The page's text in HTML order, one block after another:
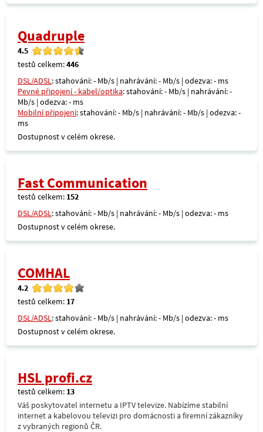
Quadruple
4.5
testů celkem:446
DSL/ADSL: stahování: - Mb/s | nahrávání: - Mb/s | odezva: - ms
Pevné připojení - kabel/optika: stahování: - Mb/s | nahrávání: -
Mb/s | odezva: - ms
Mobilní připojení: stahování: - Mb/s | nahrávání: - Mb/s | odezva: -
ms
Dostupnost v celém okrese.
Fast Communication
testů celkem: 152
DSL/ADSL: stahování: - Mb/s | nahrávání: - Mb/s | odezva: - ms
Dostupnost v celém okrese.
COMHAL
4.2
testů celkem: 17
DSL/ADSL: stahování: - Mb/s | nahrávání: - Mb/s | odezva: - ms
Dostupnost v celém okrese.
HSL profi.cz
testů celkem: 13
Váš poskytovatel internetu a IPTV televize. Nabízíme stabilní
internet a kabelovou televizi pro domácnosti a firemní zákazníky
z vybraných regionů ČR.